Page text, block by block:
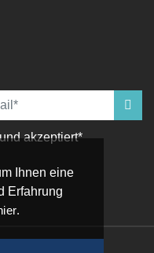
Ihnen eine
Erfahrung
akzeptiert*